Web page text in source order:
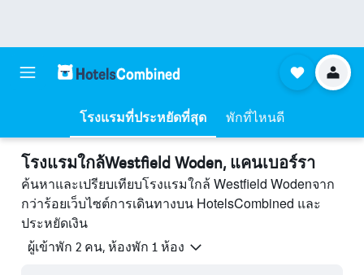
โรงแรมที่ประหยัดที่สุด พักที่ไหนดี
โรงแรมใกล้Westfield Woden, แคนเบอร์รา
ค้นหาและเปรียบเทียบโรงแรมใกล้ Westfield Wodenจาก
กว่าร้อยเว็บไซต์การเดินทางบน HotelsCombined และ
ประหยัดเงิน
ผู้เข้าพัก 2 คน, ห้องพัก 1 ห้อง